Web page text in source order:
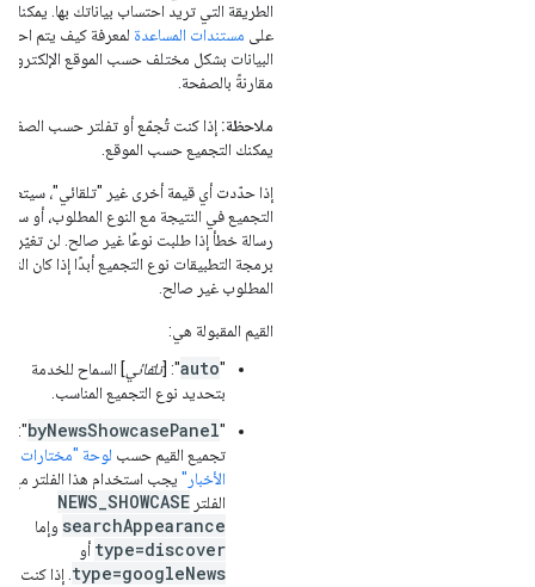
الطريقة التي تريد احتساب بياناتك بها. يمكنك
على مستندات المساعدة لمعرفة كيف يتم
البيانات بشكل مختلف حسب الموقع الإلكتروني
مقارنةً بالصفحة.
ملاحظة: إذا كنت تُجمّع أو تفلتر حسب
يمكنك التجميع حسب الموقع.
إذا حدّدت أي قيمة أخرى غير "تلقائي"،
التجميع في النتيجة مع النوع المطلوب، أو
رسالة خطأ إذا طلبت نوعًا غير صالح. لن تغيّر
برمجة التطبيقات نوع التجميع أبدًا إذا كان النوع
المطلوب غير صالح.
القيم المقبولة هي:
"
auto
": [تلقائي ] السماح للخدمة
بتحديد نوع التجميع المناسب.
"
byNewsShowcasePanel
":
تجميع القيم حسب لوحة "مختارات
الأخبار" يجب استخدام هذا الفلتر مع
الفلتر NEWS_SHOWCASE
searchAppearance وإما
type=discover أو
type=googleNews . إذا كنت